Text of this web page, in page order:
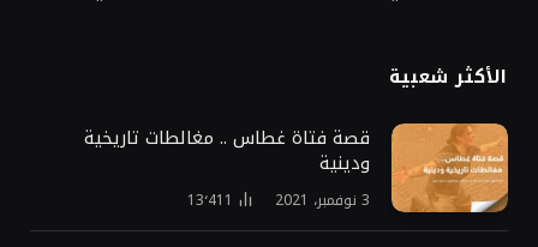
الأكثر شعبية
قصة فتاة غطاس .. مغالطات تاريخية
ودينية
3 نوفمبر، 2021 13٬411